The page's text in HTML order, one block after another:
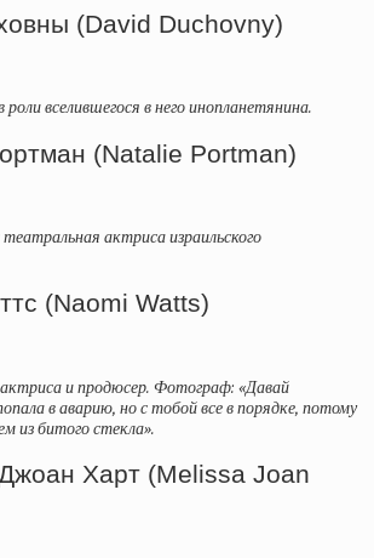
(David Duchovny)
вселившегося в него инопланетянина.
(Natalie Portman)
актриса израильского
(Naomi Watts)
и продюсер. Фотограф: «Давай
в аварию, но с тобой все в порядке, потому
из битого стекла».
Харт (Melissa Joan